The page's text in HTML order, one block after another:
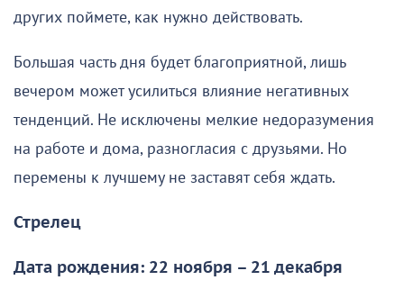
других поймете, как нужно действовать.
Большая часть дня будет благоприятной, лишь
вечером может усилиться влияние негативных
тенденций. Не исключены мелкие недоразумения
на работе и дома, разногласия с друзьями. Но
перемены к лучшему не заставят себя ждать.
Стрелец
Дата рождения: 22 ноября – 21 декабря